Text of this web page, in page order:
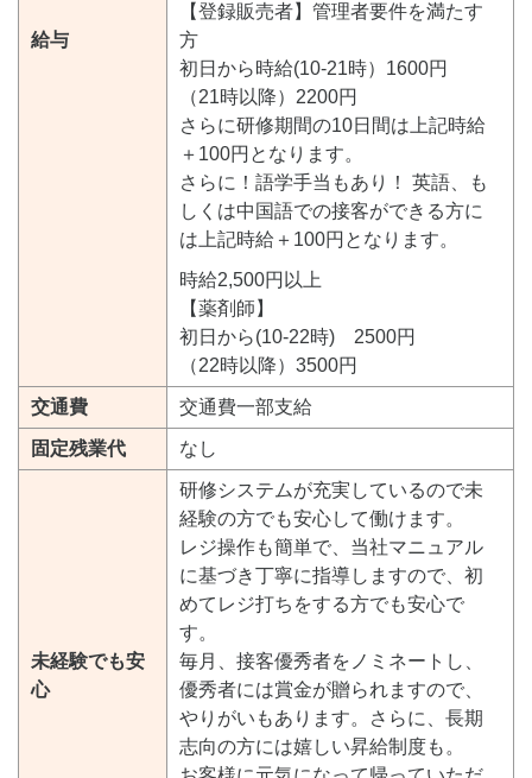
給与
【登録販売者】管理者要件を満たす
方
初日から時給(10-21時）1600円
（21時以降）2200円
さらに研修期間の10日間は上記時給
＋100円となります。
さらに！語学手当もあり！ 英語、も
しくは中国語での接客ができる方に
は上記時給＋100円となります。
時給2,500円以上
【薬剤師】
初日から(10-22時) 2500円
（22時以降）3500円
交通費 交通費一部支給
固定残業代 なし
未経験でも安
心
研修システムが充実しているので未
経験の方でも安心して働けます。
レジ操作も簡単で、当社マニュアル
に基づき丁寧に指導しますので、初
めてレジ打ちをする方でも安心で
す。
毎月、接客優秀者をノミネートし、
優秀者には賞金が贈られますので、
やりがいもあります。さらに、長期
志向の方には嬉しい昇給制度も。